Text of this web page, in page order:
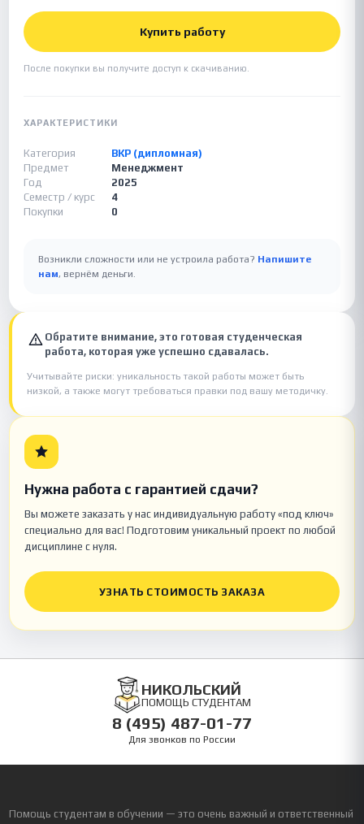
Купить работу
После покупки вы получите доступ к скачиванию.
ХАРАКТЕРИСТИКИ
Категория
ВКР (дипломная)
Предмет
Менеджмент
Год
2025
Семестр / курс
4
Покупки
0
Возникли сложности или не устроила работа? Напишите
нам, вернём деньги.
Обратите внимание, это готовая студенческая
работа, которая уже успешно сдавалась.
Учитывайте риски: уникальность такой работы может быть
низкой, а также могут требоваться правки под вашу методичку.
Нужна работа с гарантией сдачи?
Вы можете заказать у нас индивидуальную работу «под ключ»
специально для вас! Подготовим уникальный проект по любой
дисциплине с нуля.
УЗНАТЬ СТОИМОСТЬ ЗАКАЗА
НИКОЛЬСКИЙ
ПОМОЩЬ СТУДЕНТАМ
8 (495) 487-01-77
Для звонков по России
Помощь студентам в обучении — это очень важный и ответственный